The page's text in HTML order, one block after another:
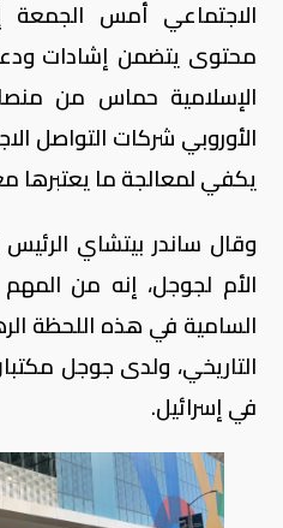
الاجتماعي أمس الجمعة
محتوى يتضمن إشادات
الإسلامية حماس من
الأوروبي شركات التواصل
يكفي لمعالجة ما يعتبرها
وقال ساندر بيتشاي الرئيس
الأم لجوجل، إنه من
السامية في هذه اللحظة
التاريخي، ولدى جوجل
في إسرائيل.